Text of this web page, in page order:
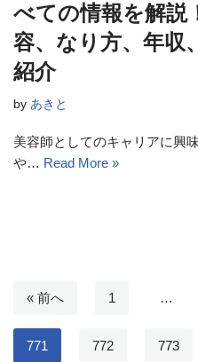
べての情報を解説
容、なり方、年収
紹介
by あきと
美容師としてのキャリアに興
や… Read More »
« 前へ 1 …
771 772 773